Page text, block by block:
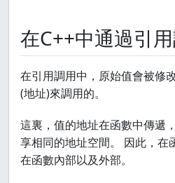
在C++中通過引
在引用調用中，原始值會被修
(地址)來調用的。
這裏，值的地址在函數中傳遞
享相同的地址空間。 因此，在
在函數內部以及外部。